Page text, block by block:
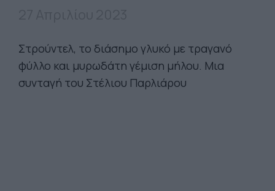
Στρούντελ, το διάσημο γλυκό με τραγανό
φύλλο και μυρωδάτη γέμιση μήλου. Μια
συνταγή του Στέλιου Παρλιάρου